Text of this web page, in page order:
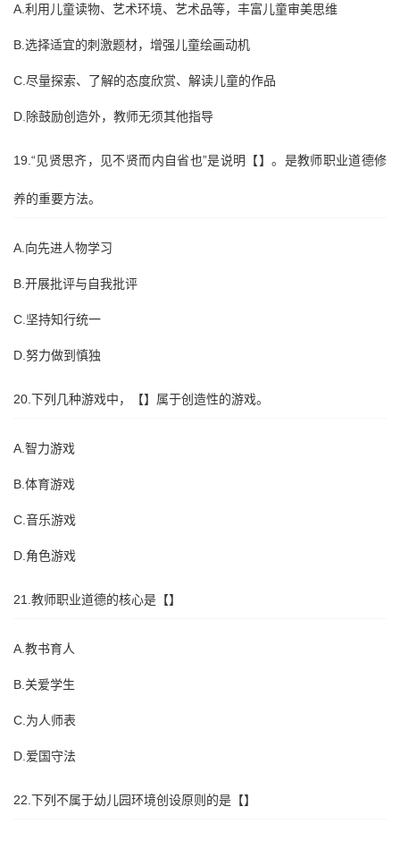
A.利用儿童读物、艺术环境、艺术品等，丰富儿童审美思维
B.选择适宜的刺激题材，增强儿童绘画动机
C.尽量探索、了解的态度欣赏、解读儿童的作品
D.除鼓励创造外，教师无须其他指导
19.“见贤思齐，见不贤而内自省也”是说明【】。是教师职业道德修
养的重要方法。
A.向先进人物学习
B.开展批评与自我批评
C.坚持知行统一
D.努力做到慎独
20.下列几种游戏中，【】属于创造性的游戏。
A.智力游戏
B.体育游戏
C.音乐游戏
D.角色游戏
21.教师职业道德的核心是【】
A.教书育人
B.关爱学生
C.为人师表
D.爱国守法
22.下列不属于幼儿园环境创设原则的是【】